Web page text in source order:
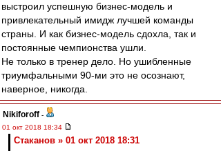
выстроил успешную бизнес-модель и
привлекательный имидж лучшей команды
страны. И как бизнес-модель сдохла, так и
постоянные чемпионства ушли.
Не только в тренер дело. Но ушибленные
триумфальными 90-ми это не осознают,
наверное, никогда.
Nikiforoff -
01 окт 2018 18:34
Cтаканов » 01 окт 2018 18:31